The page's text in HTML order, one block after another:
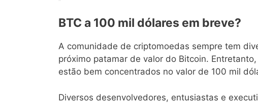
BTC a 100 mil dólares em breve?
A comunidade de criptomoedas sempre tem
próximo patamar de valor do Bitcoin.
estão bem concentrados no valor de 100 mil
Diversos desenvolvedores, entusiastas e